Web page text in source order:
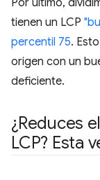
Por último,
tienen un LCP
percentil 75.
origen con un
deficiente.
¿Reduces
LCP? Esta